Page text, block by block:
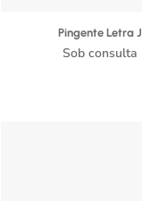
Pingente Letra J
Sob consulta